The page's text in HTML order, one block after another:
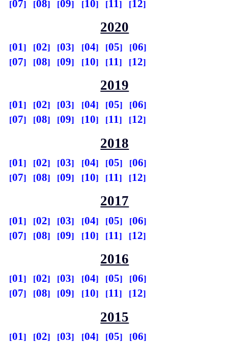
07 08 09 10 11 12
2020
01 02 03 04 05
06
07
08 09 10 11 12
2019
01 02 03 04 05
06
07
08 09 10 11 12
2018
01 02 03 04 05
06
07
08 09 10 11 12
2017
01 02 03 04 05
06
07
08 09 10 11 12
2016
01 02 03 04 05
06
07
08 09 10 11 12
2015
01 02 03 04 05
06